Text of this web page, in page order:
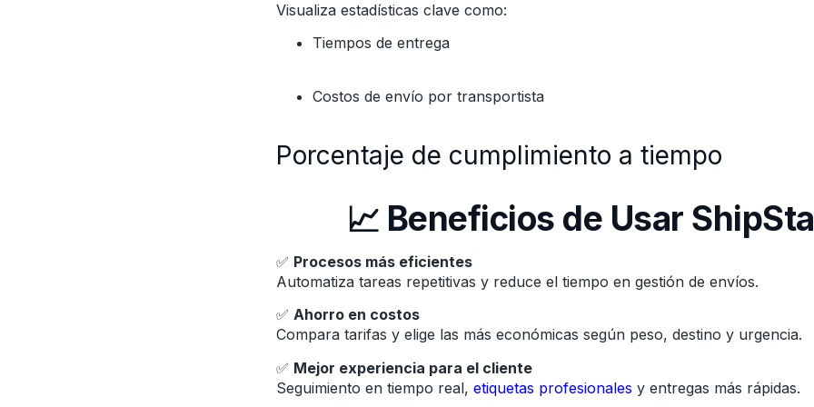
Visualiza estadísticas clave como:
Tiempos de entrega
Costos de envío por transportista
Porcentaje de cumplimiento a tiempo
📈 Beneficios de Usar
✅ Procesos más eficientes
Automatiza tareas repetitivas y reduce el tiempo en gestión de envíos.
✅ Ahorro en costos
Compara tarifas y elige las más económicas según peso, destino y urgencia.
✅ Mejor experiencia para el cliente
Seguimiento en tiempo real, etiquetas profesionales y entregas más rápidas.